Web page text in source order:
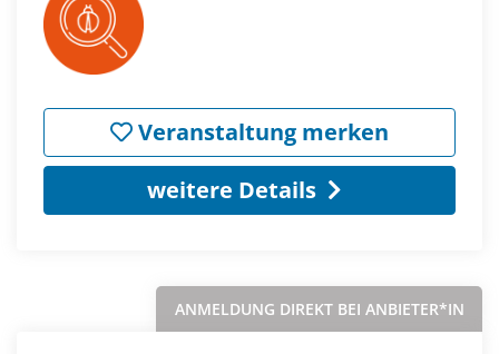
Veranstaltung merken
weitere Details
ANMELDUNG DIREKT BEI ANBIETER*IN